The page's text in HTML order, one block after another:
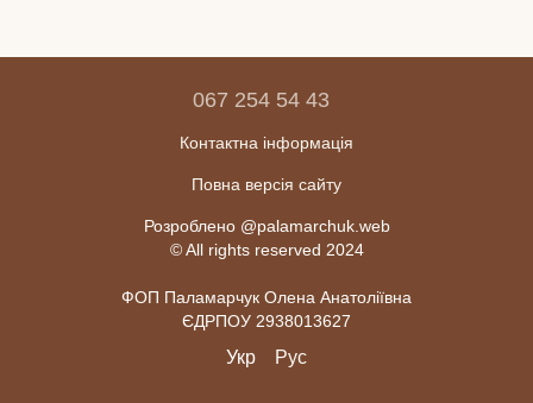
067 254 54 43
Контактна інформація
Повна версія сайту
Розроблено @palamarchuk.web
© All rights reserved 2024
ФОП Паламарчук Олена Анатоліївна
ЄДРПОУ 2938013627
Укр Рус